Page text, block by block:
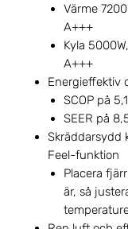
Värme
A+++
Kyla
A+++
Energieffektiv
SCOP på 5,1
SEER på
Skräddarsydd
Feel-funktion
Placera
är, så